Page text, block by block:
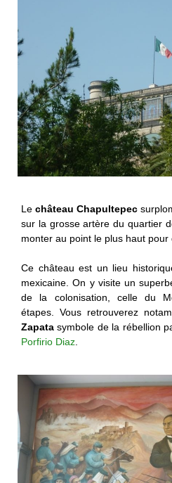
Le château Chapultepec
sur la grosse artère du quartier
monter au point le plus haut pour
Ce château est un lieu
mexicaine. On y visite un
de la colonisation, celle du
étapes. Vous retrouverez
Zapata symbole de la rébellion
Porfirio Diaz